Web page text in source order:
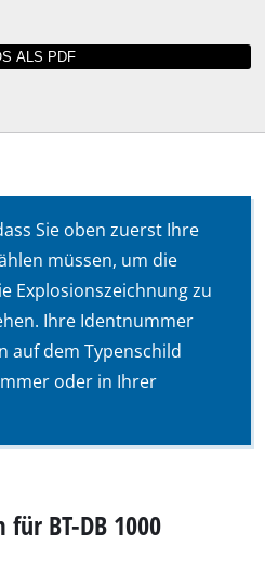
Sie oben zuerst Ihre
müssen, um die
Explosionszeichnung zu
Ihre Identnummer
auf dem Typenschild
oder in Ihrer
BT-DB 1000